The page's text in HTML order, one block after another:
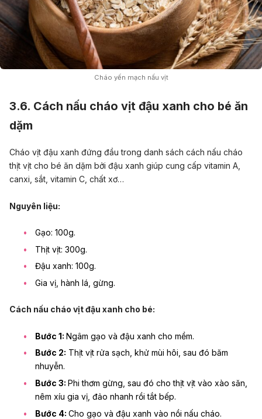
Cháo yến mạch nấu vịt
3.6. Cách nấu cháo vịt đậu xanh cho bé ăn
dặm
Cháo vịt đậu xanh đứng đầu trong danh sách cách nấu cháo
thịt vịt cho bé ăn dặm bởi đậu xanh giúp cung cấp vitamin A,
canxi, sắt, vitamin C, chất xơ…
Nguyên liệu:
Gạo: 100g.
Thịt vịt: 300g.
Đậu xanh: 100g.
Gia vị, hành lá, gừng.
Cách nấu cháo vịt đậu xanh cho bé:
Bước 1: Ngâm gạo và đậu xanh cho mềm.
Bước 2: Thịt vịt rửa sạch, khử mùi hôi, sau đó băm
nhuyễn.
Bước 3: Phi thơm gừng, sau đó cho thịt vịt vào xào săn,
nêm xíu gia vị, đảo nhanh rồi tắt bếp.
Bước 4: Cho gạo và đậu xanh vào nồi nấu cháo.